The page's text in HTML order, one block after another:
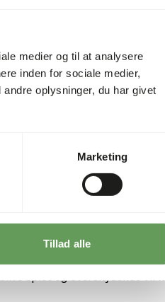
medier og til at analysere
inden for sociale medier,
oplysninger, du har givet
Marketing
Tillad alle
Midlertidigt
100% sorte
optøs inden de gives til
krampe i mave eller tarm.
dyr kan spise. Hvis der gives
spist og overskydende vil